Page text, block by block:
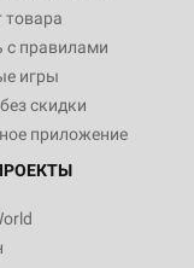
товара
правилами
игры
скидки
приложение